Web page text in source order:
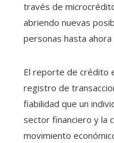
través de
abriendo nuevas
personas hasta ahora
El reporte de crédito
registro de
fiabilidad que un
sector financiero y la
movimiento